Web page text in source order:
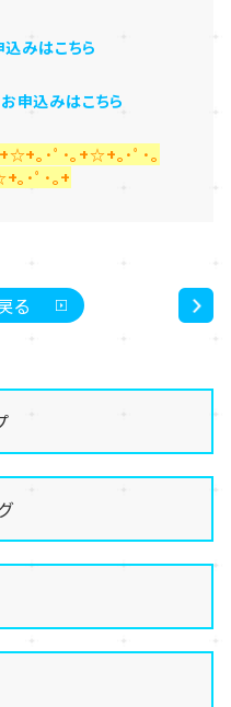
みはこちら
申込みはこちら
｡･ﾟ･｡+☆+｡･ﾟ･｡
｡･ﾟ･｡+
る